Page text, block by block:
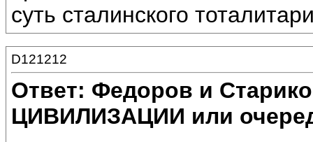
суть сталинского
D121212
Ответ: Федоров и
ЦИВИЛИЗАЦИИ или